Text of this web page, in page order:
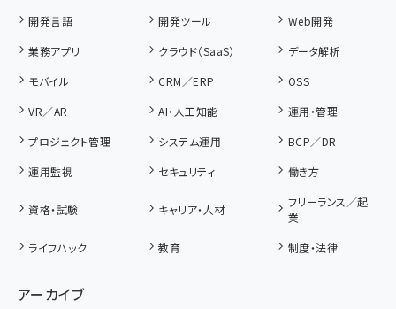
開発言語
開発ツール
Web開発
業務アプリ
クラウド（SaaS）
データ解析
モバイル
CRM／ERP
OSS
VR／AR
AI・人工知能
運用・管理
プロジェクト管理
システム運用
BCP／DR
運用監視
セキュリティ 働き方
資格・試験 キャリア・人材
フリーランス／起
業
ライフハック
教育 制度・法律
アーカイブ